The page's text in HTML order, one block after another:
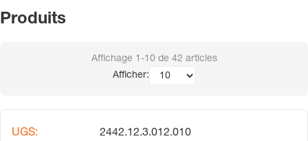
Produits
Affichage 1-10 de 42 articles
Afficher:
2442.12.3.012.010